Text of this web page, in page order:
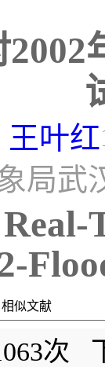
王叶红
局武
相似文献
次